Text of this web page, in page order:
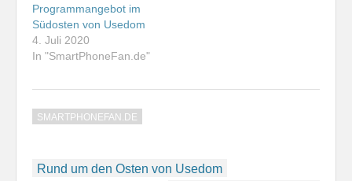
Programmangebot im
Südosten von Usedom
4. Juli 2020
In "SmartPhoneFan.de"
SMARTPHONEFAN.DE
Beitragsnavigation
Rund um den Osten von Usedom